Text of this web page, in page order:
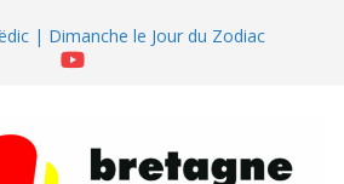
| Sensations Fortes en Open Skiff
| Dimanche le Jour du Zodiac
| Le Beau Fort